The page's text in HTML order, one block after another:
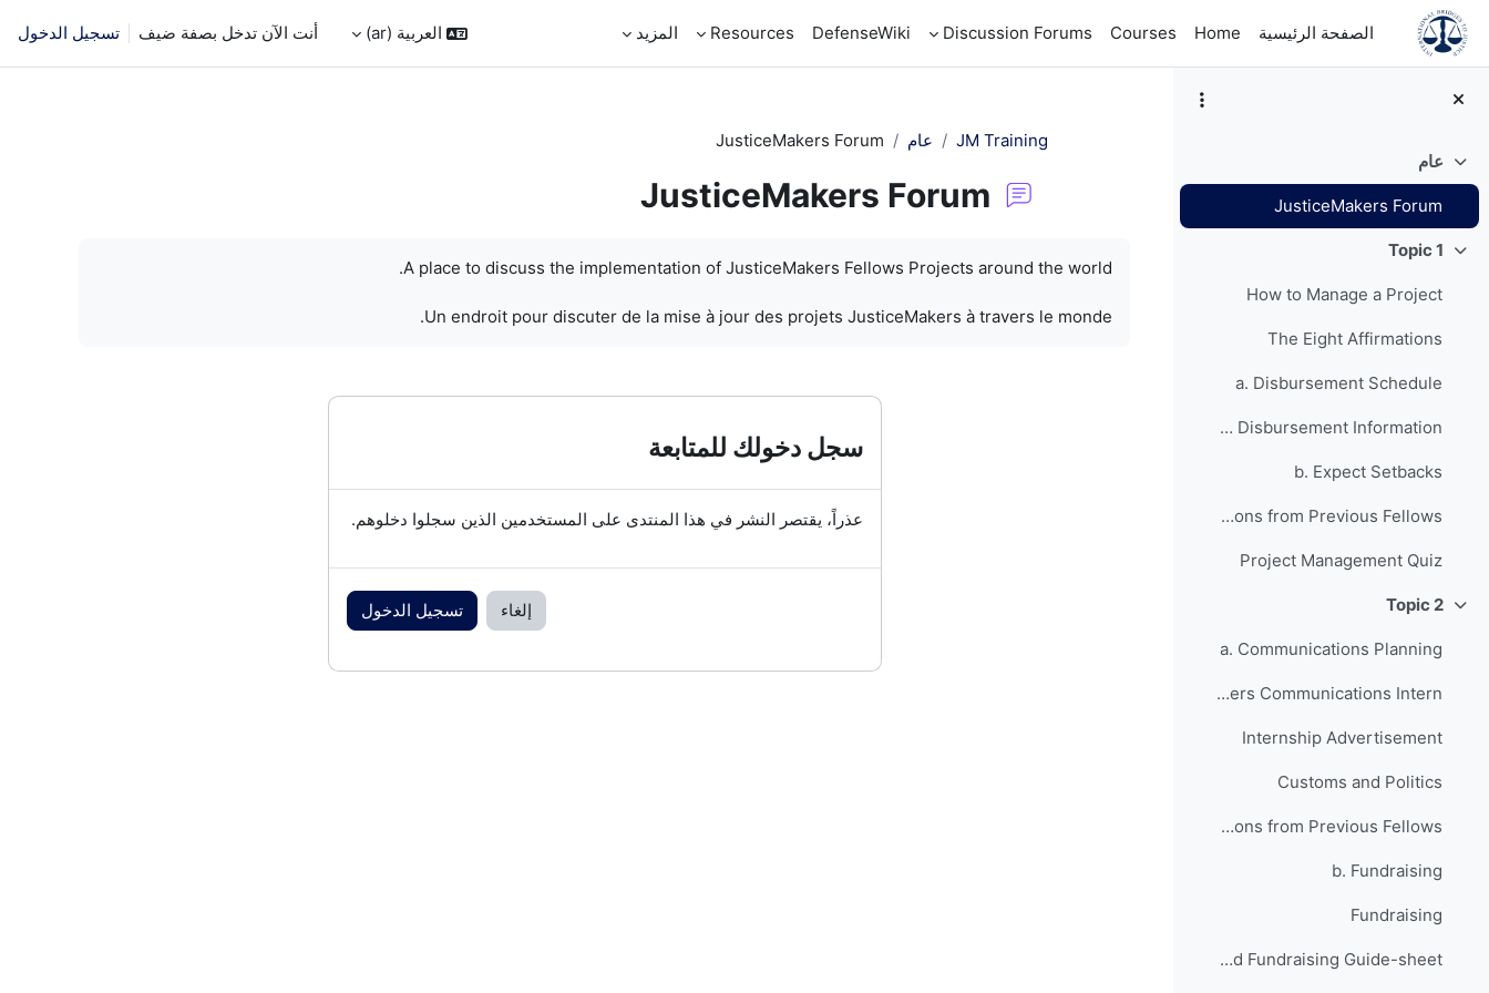
تخطى إلى المحتوى الرئيسي
الصفحة الرئيسية
Home
Courses
Discussion Forums
DefenseWiki
Resources المزيد العربية ‎(ar)‎ أنت الآن تدخل بصفة ضيف تسجيل الدخول
طيعام
JusticeMakers Forum
طيTopic 1
How to Manage a Project
The Eight Affirmations
a. Disbursement Schedule
Grant Disbursement Information
b. Expect Setbacks
Anticipating Setbacks - Lessons from Previous Fellows
Project Management Quiz
طيTopic 2
a. Communications Planning
Your JusticeMakers Communications Intern
Internship Advertisement
Customs and Politics
Raising Awareness for your Project - Lessons from Previous Fellows
b. Fundraising
Fundraising
Grant Writing and Fundraising Guide-sheet
JM Training عام JusticeMakers Forum
JusticeMakers Forum
A place to discuss the implementation of JusticeMakers Fellows Projects around the world.
Un endroit pour discuter de la mise à jour des projets JusticeMakers à travers le monde.
سجل دخولك للمتابعة
عذراً، يقتصر النشر في هذا المنتدى على المستخدمين الذين سجلوا دخلوهم.
إلغاء تسجيل الدخول